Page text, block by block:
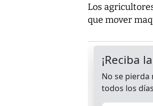
Los
que mover